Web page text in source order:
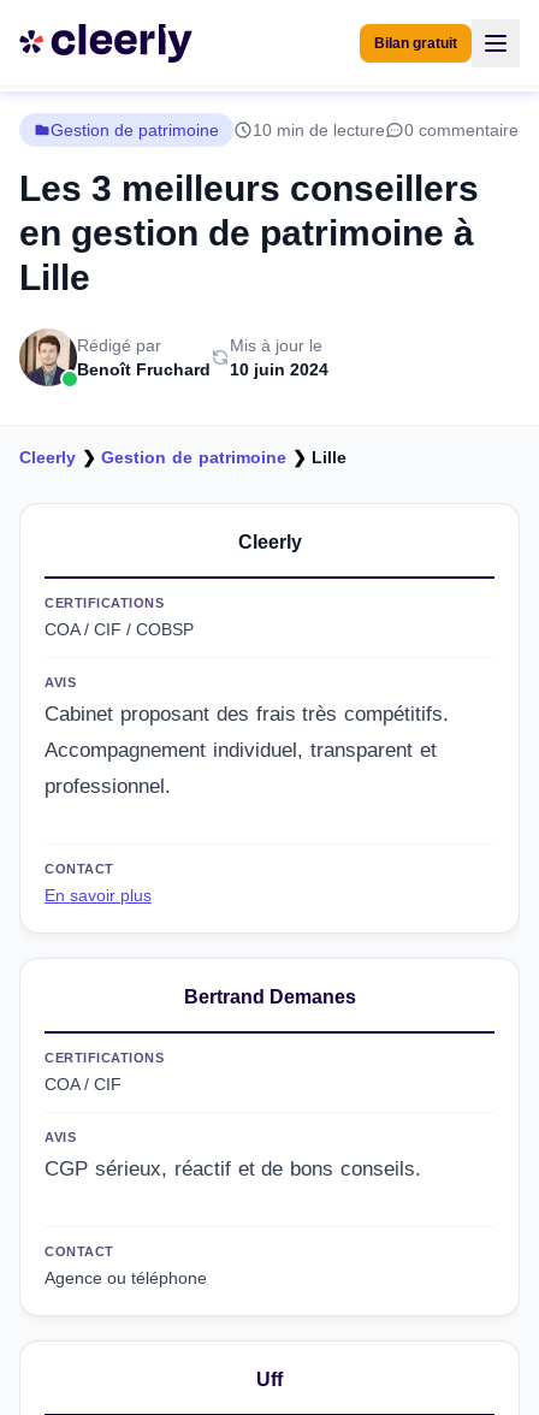
Bilan gratuit
Gestion de patrimoine 10 min de lecture 0 commentaire
Les 3 meilleurs conseillers
en gestion de patrimoine à
Lille
Rédigé par
Benoît Fruchard
Mis à jour le
10 juin 2024
Cleerly ❯Gestion de patrimoine❯ Lille
Cleerly
CERTIFICATIONS
COA / CIF / COBSP
AVIS
Cabinet proposant des frais très compétitifs.
Accompagnement individuel, transparent et
professionnel.
CONTACT
En savoir plus
Bertrand Demanes
CERTIFICATIONS
COA / CIF
AVIS
CGP sérieux, réactif et de bons conseils.
CONTACT
Agence ou téléphone
Uff